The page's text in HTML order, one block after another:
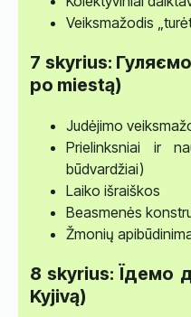
Veiksmažodis
7 skyrius:
po miestą)
Judėjimo
Prielinksniai ir
būdvardžiai)
Laiko išraiškos
Beasmenės
Žmonių
8 skyrius: Їдемо
Kyjivą)